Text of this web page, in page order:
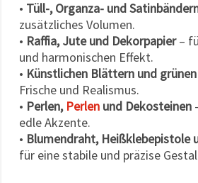
• Tüll-, Organza- und
zusätzliches Volumen.
• Raffia, Jute und Dekorpapier–
und harmonischen Effekt.
• Künstlichen Blättern und
Frische und Realismus.
• Perlen, Perlen und Dekosteinen
edle Akzente.
• Blumendraht, Heißklebepistole
für eine stabile und präzise